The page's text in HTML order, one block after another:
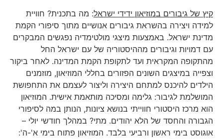
קיץ של גיבורים במוזיאון ידידי ישראל: מה בתכנית? חוויית
למידה ויצירה בהשראת גיבורים אנושיים מתוך סיפורי הקמת
מדינת ישראל. באמצעות מיצגי מולטימדיה נפגשים המבקרים
עם דמויות וגיבורים מההיסטוריה של עם ישראל החל
מהתקופה המקראית ועד לתקופת הקמת המדינה. לאחר ביקור
וצפייה במיצגים השונים הפזורים בחללי המוזיאון, מוזמנים
הילדים להיכנס למתחם היצירה וליצור לעצמם את התחפושת
המושלמת לגיבור: גלימה ומסיכה מותאמת אישית. המוזיאון
הוא מרכז היסטורי חווייתי בנושא ציונות, הנותן במה לסיפורי
הגבורה והחסד של הלא יהודים. מתי? במהלך חודשי יולי –
אוגוסט בימי ראשון ורביעי בלבד. המוזיאון פתוח בימי א'-ה':